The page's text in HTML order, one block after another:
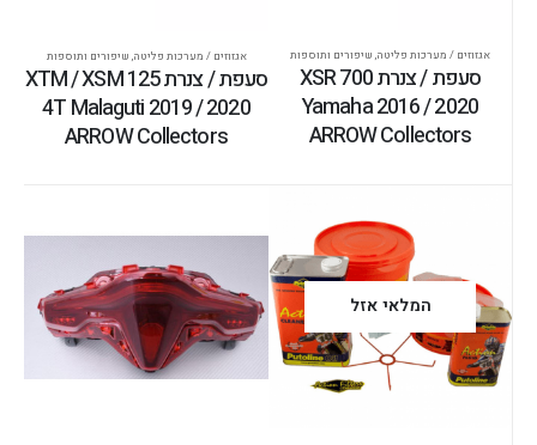
אגזוזים / מערכות פליטה, שיפורים ותוספות
סעפת / צנרת XSR 700
Yamaha 2016 / 2020
ARROW Collectors
אגזוזים / מערכות פליטה, שיפורים ותוספות
סעפת / צנרת XTM / XSM 125
4T Malaguti 2019 / 2020
ARROW Collectors
המלאי אזל